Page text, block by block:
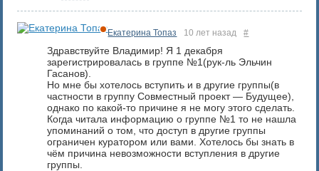
Екатерина Топаз 10 лет назад #
Здравствуйте Владимир! Я 1 декабря
зарегистрировалась в группе №1(рук-ль Эльчин
Гасанов).
Но мне бы хотелось вступить и в другие группы(в
частности в группу Совместный проект — Будущее),
однако по какой-то причине я не могу этого сделать.
Когда читала информацию о группе №1 то не нашла
упоминаний о том, что доступ в другие группы
ограничен куратором или вами. Хотелось бы знать в
чём причина невозможности вступления в другие
группы.